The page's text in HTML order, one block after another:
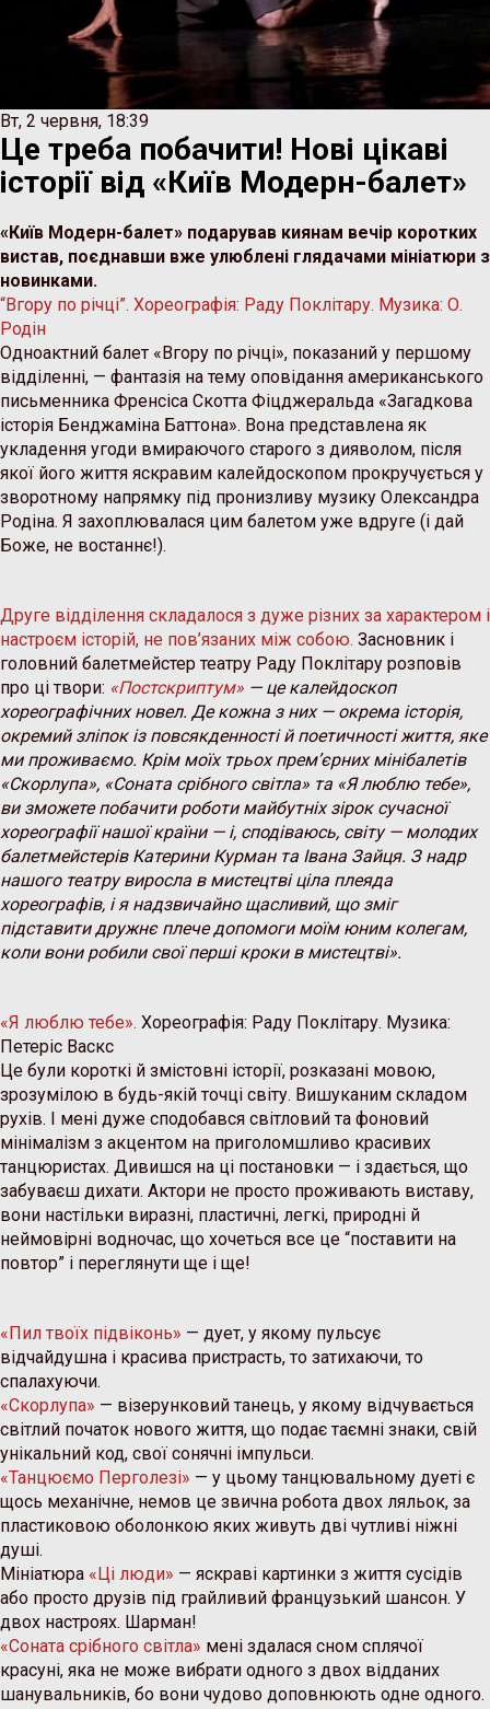
Вт, 2 червня, 18:39
Це треба побачити! Нові цікаві
історії від «Київ Модерн-балет»
«Київ Модерн-балет» подарував киянам вечір коротких
вистав, поєднавши вже улюблені глядачами мініатюри з
новинками.
“Вгору по річці”. Хореографія: Раду Поклітару. Музика: О.
Родін
Одноактний балет «Вгору по річці», показаний у першому
відділенні, — фантазія на тему оповідання американського
письменника Френсіса Скотта Фіцджеральда «Загадкова
історія Бенджаміна Баттона». Вона представлена як
укладення угоди вмираючого старого з дияволом, після
якої його життя яскравим калейдоскопом прокручується у
зворотному напрямку під пронизливу музику Олександра
Родіна. Я захоплювалася цим балетом уже вдруге (і дай
Боже, не востаннє!).
Друге відділення складалося з дуже різних за характером і
настроєм історій, не пов’язаних між собою. Засновник і
головний балетмейстер театру Раду Поклітару розповів
про ці твори: «Постскриптум» — це калейдоскоп
хореографічних новел. Де кожна з них — окрема історія,
окремий зліпок із повсякденності й поетичності життя, яке
ми проживаємо. Крім моїх трьох прем’єрних мінібалетів
«Скорлупа», «Соната срібного світла» та «Я люблю тебе»,
ви зможете побачити роботи майбутніх зірок сучасної
хореографії нашої країни — і, сподіваюсь, світу — молодих
балетмейстерів Катерини Курман та Івана Зайця. З надр
нашого театру виросла в мистецтві ціла плеяда
хореографів, і я надзвичайно щасливий, що зміг
підставити дружнє плече допомоги моїм юним колегам,
коли вони робили свої перші кроки в мистецтві».
«Я люблю тебе». Хореографія: Раду Поклітару. Музика:
Петеріс Васкс
Це були короткі й змістовні історії, розказані мовою,
зрозумілою в будь-якій точці світу. Вишуканим складом
рухів. І мені дуже сподобався світловий та фоновий
мінімалізм з акцентом на приголомшливо красивих
танцюристах. Дивишся на ці постановки — і здається, що
забуваєш дихати. Актори не просто проживають виставу,
вони настільки виразні, пластичні, легкі, природні й
неймовірні водночас, що хочеться все це “поставити на
повтор” і переглянути ще і ще!
«Пил твоїх підвіконь» — дует, у якому пульсує
відчайдушна і красива пристрасть, то затихаючи, то
спалахуючи.
«Скорлупа» — візерунковий танець, у якому відчувається
світлий початок нового життя, що подає таємні знаки, свій
унікальний код, свої сонячні імпульси.
«Танцюємо Перголезі» — у цьому танцювальному дуеті є
щось механічне, немов це звична робота двох ляльок, за
пластиковою оболонкою яких живуть дві чутливі ніжні
душі.
Мініатюра «Ці люди» — яскраві картинки з життя сусідів
або просто друзів під грайливий французький шансон. У
двох настроях. Шарман!
«Соната срібного світла» мені здалася сном сплячої
красуні, яка не може вибрати одного з двох відданих
шанувальників, бо вони чудово доповнюють одне одного.